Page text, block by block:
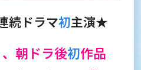
続ドラマ初主演★
、朝ドラ後初作品